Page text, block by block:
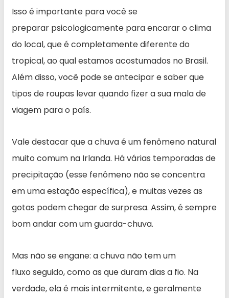
Isso é importante para você se
preparar psicologicamente para encarar o clima
do local, que é completamente diferente do
tropical, ao qual estamos acostumados no Brasil.
Além disso, você pode se antecipar e saber que
tipos de roupas levar quando fizer a sua mala de
viagem para o país.
Vale destacar que a chuva é um fenômeno natural
muito comum na Irlanda. Há várias temporadas de
precipitação (esse fenômeno não se concentra
em uma estação específica), e muitas vezes as
gotas podem chegar de surpresa. Assim, é sempre
bom andar com um guarda-chuva.
Mas não se engane: a chuva não tem um
fluxo seguido, como as que duram dias a fio. Na
verdade, ela é mais intermitente, e geralmente